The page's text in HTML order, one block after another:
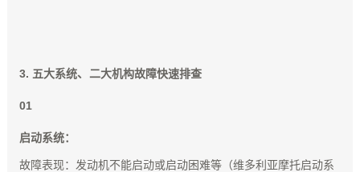
3. 五大系统、 二大机构故障快速排查
01
启动系统：
故障表现：发动机不能启动或启动困难等（维多利亚摩托启动系